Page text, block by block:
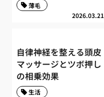
2026.03.21
薄毛
自律神経を整える頭皮
マッサージとツボ押し
の相乗効果
生活